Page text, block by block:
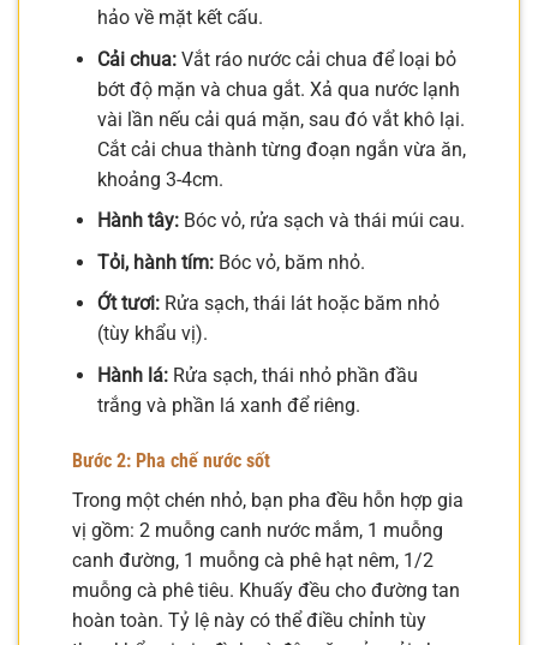
hảo về mặt kết cấu.
Cải chua:Vắt ráo nước cải chua để loại bỏ
bớt độ mặn và chua gắt. Xả qua nước lạnh
vài lần nếu cải quá mặn, sau đó vắt khô lại.
Cắt cải chua thành từng đoạn ngắn vừa ăn,
khoảng 3-4cm.
Hành tây:Bóc vỏ, rửa sạch và thái múi cau.
Tỏi, hành tím:Bóc vỏ, băm nhỏ.
Ớt tươi:Rửa sạch, thái lát hoặc băm nhỏ
(tùy khẩu vị).
Hành lá:Rửa sạch, thái nhỏ phần đầu
trắng và phần lá xanh để riêng.
Bước 2: Pha chế nước sốt
Trong một chén nhỏ, bạn pha đều hỗn hợp gia
vị gồm: 2 muỗng canh nước mắm, 1 muỗng
canh đường, 1 muỗng cà phê hạt nêm, 1/2
muỗng cà phê tiêu. Khuấy đều cho đường tan
hoàn toàn. Tỷ lệ này có thể điều chỉnh tùy